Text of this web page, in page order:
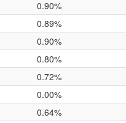
0.90%
0.89%
0.90%
0.80%
0.72%
0.00%
0.64%